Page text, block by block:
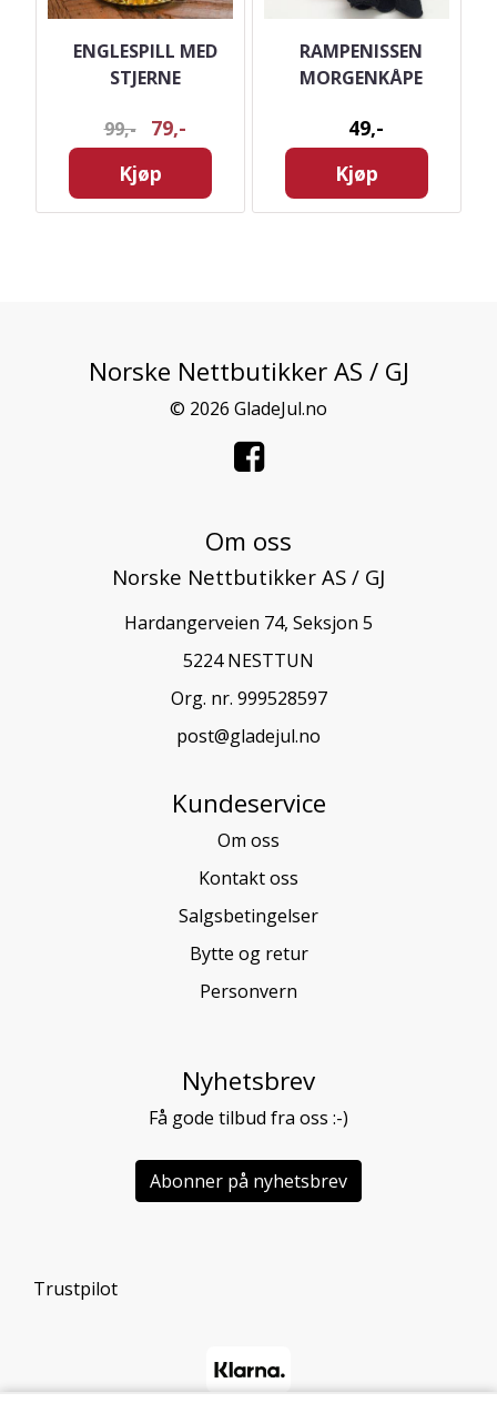
ENGLESPILL MED
STJERNE
99,-
79,-
Kjøp
RAMPENISSEN
MORGENKÅPE
49,-
Kjøp
Norske Nettbutikker AS / GJ
© 2026 GladeJul.no
Om oss
Norske Nettbutikker AS / GJ
Hardangerveien 74, Seksjon 5
5224 NESTTUN
Org. nr. 999528597
post@gladejul.no
Kundeservice
Om oss
Kontakt oss
Salgsbetingelser
Bytte og retur
Personvern
Nyhetsbrev
Få gode tilbud fra oss :-)
Abonner på nyhetsbrev
Trustpilot